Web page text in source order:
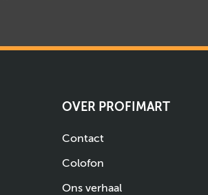
OVER PROFIMART
Contact
Colofon
Ons verhaal